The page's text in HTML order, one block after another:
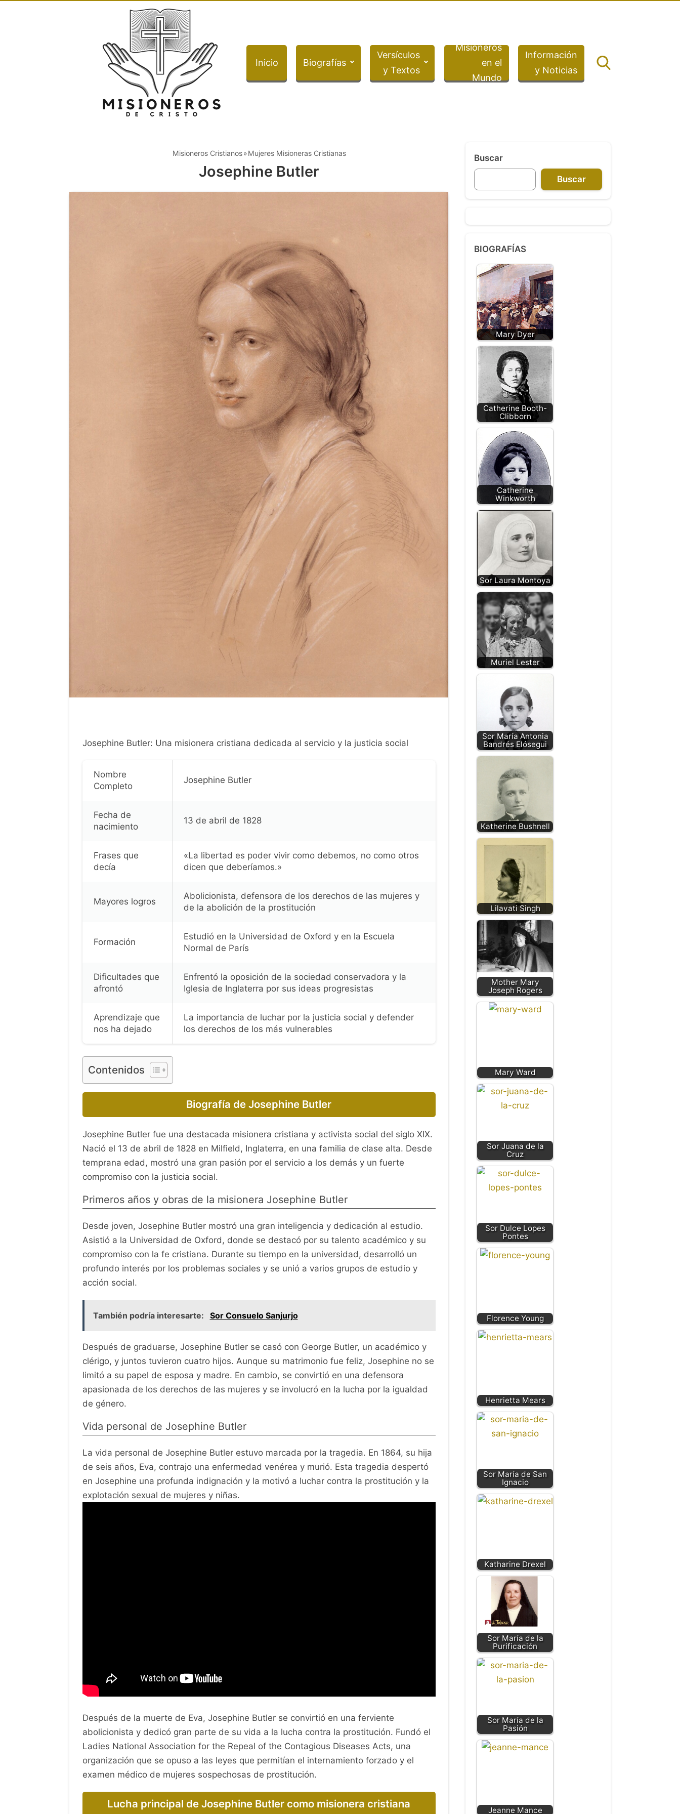
Inicio Biografías
Versículos
y Textos
Misioneros
en el
Mundo
Información
y Noticias
Misioneros Cristianos Mujeres Misioneras Cristianas
Josephine Butler
Josephine Butler: Una misionera cristiana dedicada al servicio y la justicia social
Nombre
Completo
Josephine Butler
Fecha de
nacimiento
13 de abril de 1828
Frases que
decía
«La libertad es poder vivir como debemos, no como otros
dicen que deberíamos.»
Mayores logros
Abolicionista, defensora de los derechos de las mujeres y
de la abolición de la prostitución
Formación
Estudió en la Universidad de Oxford y en la Escuela
Normal de París
Dificultades que
afrontó
Enfrentó la oposición de la sociedad conservadora y la
Iglesia de Inglaterra por sus ideas progresistas
Aprendizaje que
nos ha dejado
La importancia de luchar por la justicia social y defender
los derechos de los más vulnerables
Contenidos
Biografía de Josephine Butler
Josephine Butler fue una destacada misionera cristiana y activista social del siglo XIX.
Nació el 13 de abril de 1828 en Milfield, Inglaterra, en una familia de clase alta. Desde
temprana edad, mostró una gran pasión por el servicio a los demás y un fuerte
compromiso con la justicia social.
Primeros años y obras de la misionera Josephine Butler
Desde joven, Josephine Butler mostró una gran inteligencia y dedicación al estudio.
Asistió a la Universidad de Oxford, donde se destacó por su talento académico y su
compromiso con la fe cristiana. Durante su tiempo en la universidad, desarrolló un
profundo interés por los problemas sociales y se unió a varios grupos de estudio y
acción social.
También podría interesarte: Sor Consuelo Sanjurjo
Después de graduarse, Josephine Butler se casó con George Butler, un académico y
clérigo, y juntos tuvieron cuatro hijos. Aunque su matrimonio fue feliz, Josephine no se
limitó a su papel de esposa y madre. En cambio, se convirtió en una defensora
apasionada de los derechos de las mujeres y se involucró en la lucha por la igualdad
de género.
Vida personal de Josephine Butler
La vida personal de Josephine Butler estuvo marcada por la tragedia. En 1864, su hija
de seis años, Eva, contrajo una enfermedad venérea y murió. Esta tragedia despertó
en Josephine una profunda indignación y la motivó a luchar contra la prostitución y la
explotación sexual de mujeres y niñas.
Después de la muerte de Eva, Josephine Butler se convirtió en una ferviente
abolicionista y dedicó gran parte de su vida a la lucha contra la prostitución. Fundó el
Ladies National Association for the Repeal of the Contagious Diseases Acts, una
organización que se opuso a las leyes que permitían el internamiento forzado y el
examen médico de mujeres sospechosas de prostitución.
Lucha principal de Josephine Butler como misionera cristiana
Buscar
Buscar
BIOGRAFÍAS
Mary Dyer
Catherine Booth-
Clibborn
Catherine
Winkworth
Sor Laura Montoya
Muriel Lester
Sor María Antonia
Bandrés Elósegui
Katherine Bushnell
Lilavati Singh
Mother Mary
Joseph Rogers
Mary Ward
Sor Juana de la
Cruz
Sor Dulce Lopes
Pontes
Florence Young
Henrietta Mears
Sor María de San
Ignacio
Katharine Drexel
Sor María de la
Purificación
Sor María de la
Pasión
Jeanne Mance